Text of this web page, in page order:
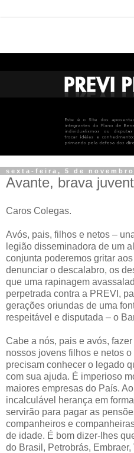
sexta-feira, 5 de novembro
Avante, brava
Caros Colegas.
Avós, pais, filhos e netos –
legião disseminadora de um
conjunta poderemos gritar
denunciar o descalabro, os
que uma rapinagem
perpetrada contra a PREVI,
gerações oriundas de uma
respeitável e disputada – o
Cabe a nós, pais e avós,
nossos jovens filhos e netos
precisam conhecer o legado
com sua ajuda. É imperioso
maiores empresas do País.
incalculável herança em
servirão para pagar as
companheiros e
de idade. É bom dizer-lhes
do Brasil, Petrobrás,